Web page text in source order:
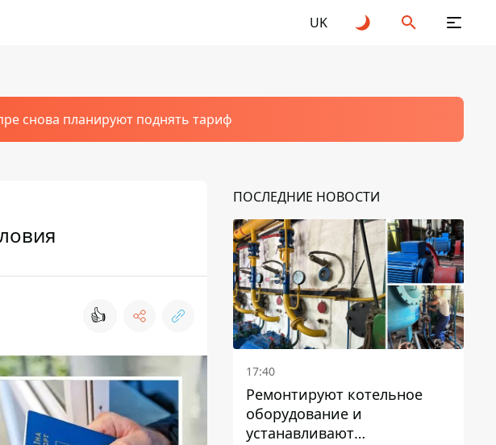
UK
снова планируют поднять тариф
👍
ПОСЛЕДНИЕ НОВОСТИ
17:40
Ремонтируют котельное
оборудование и
устанавливают